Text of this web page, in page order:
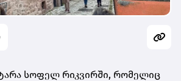
სოფელ რიკვირში, რომელიც